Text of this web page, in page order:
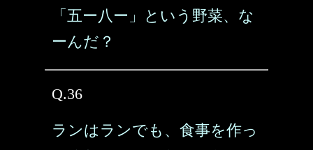
「五ー八ー」という野菜、な
ーんだ？
Q.36
ランはランでも、食事を作っ